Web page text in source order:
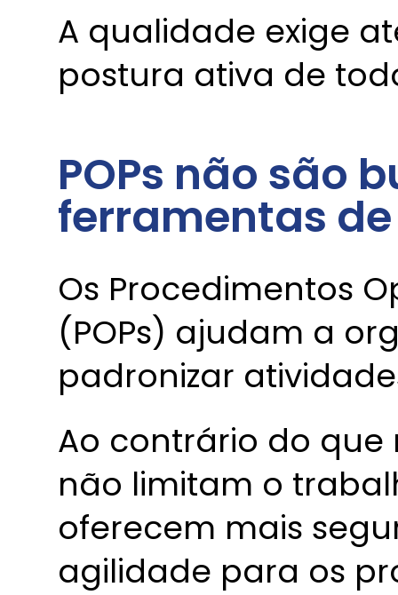
A qualidade exige
postura ativa de
POPs não são
ferramentas
Os Procedimentos
(POPs) ajudam a
padronizar
Ao contrário do que
não limitam o
oferecem mais
agilidade para os